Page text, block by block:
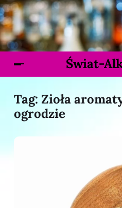
Świat-
Tag: Zioła
ogrodzie